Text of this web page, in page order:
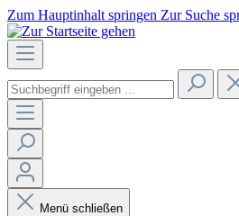
Zum Hauptinhalt springen Zur Suche
Menü schließen